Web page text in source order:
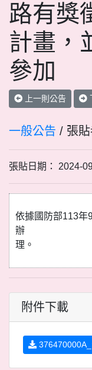
路有獎
計畫，
參加
上一則公告
一般公告 / 張貼
張貼日期： 2024-
依據國防部113年
辦
理。
附件下載